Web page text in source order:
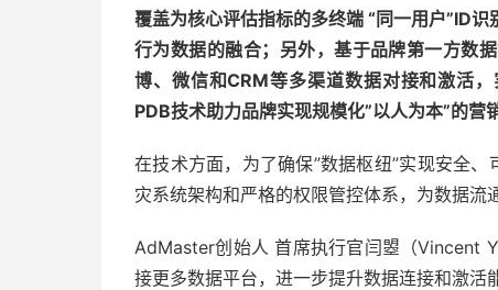
覆盖为核心评估指标的多终端 “同一用户”ID
行为数据的融合；另外，基于品牌第一方数
博、微信和CRM等多渠道数据对接和激活
PDB技术助力品牌实现规模化”以人为本”的营
在技术方面，为了确保”数据枢纽”实现安全
灾系统架构和严格的权限管控体系，为数据流
AdMaster创始人 首席执行官闫曌（Vincent
接更多数据平台，进一步提升数据连接和激